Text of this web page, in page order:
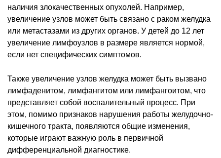
наличия злокачественных опухолей. Например,
увеличение узлов может быть связано с раком желудка
или метастазами из других органов. У детей до 12 лет
увеличение лимфоузлов в размере является нормой,
если нет специфических симптомов.
Также увеличение узлов желудка может быть вызвано
лимфаденитом, лимфангитом или лимфангоитом, что
представляет собой воспалительный процесс. При
этом, помимо признаков нарушения работы желудочно-
кишечного тракта, появляются общие изменения,
которые играют важную роль в первичной
дифференциальной диагностике.